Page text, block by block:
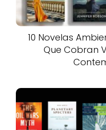
10 Novelas
Que Cobran